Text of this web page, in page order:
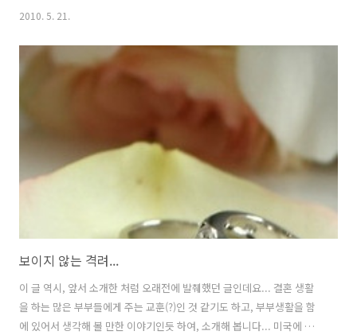
을 잡았더랍니다. 무얼 먹을까 고민하다가..결국, 주하는 지난 크리스마
토랑으로 길을 잡았습니다. (근데, 막상 가보니...크리스마스때는 특별메
뉴로 코스에서 나왔던 것이고, 정식 메뉴에는 없다고 하더군요...쩝..) 크
리스마스때 산타루치아에서 주하가 먹었던 먹물 파스타가 궁금하신 분
들은... http://juha-papa.tistory.com/191 글을 참조하시기 바랍니
다..^^ 근데, 주하가 산타루치아에서 머리가 짧았던 ..
2010. 5. 21.
보이지 않는 격려...
이 글 역시, 앞서 소개한 처럼 오래전에 발췌했던 글인데요... 결혼 생활
을 하는 많은 부부들에게 주는 교훈(?)인 것 같기도 하고, 부부생활을 함
에 있어서 생각해 볼 만한 이야기인듯 하여, 소개해 봅니다... 미국에 한